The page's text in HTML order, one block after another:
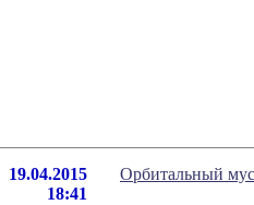
19.04.2015
18:41
Орбитальный